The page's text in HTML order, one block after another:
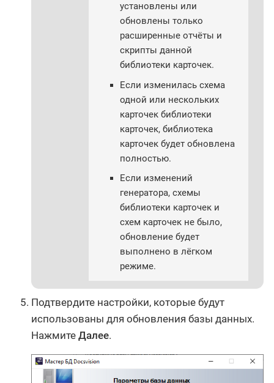
установлены или
обновлены только
расширенные отчёты и
скрипты данной
библиотеки карточек.
Если изменилась схема
одной или нескольких
карточек библиотеки
карточек, библиотека
карточек будет обновлена
полностью.
Если изменений
генератора, схемы
библиотеки карточек и
схем карточек не было,
обновление будет
выполнено в лёгком
режиме.
Подтвердите настройки, которые будут
использованы для обновления базы данных.
Нажмите Далее.